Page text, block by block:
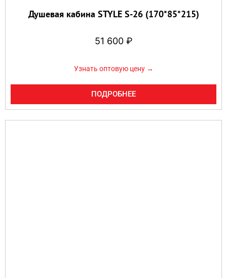
Душевая кабина STYLE S-26 (170*85*215)
51 600 ₽
Узнать оптовую цену →
ПОДРОБНЕЕ